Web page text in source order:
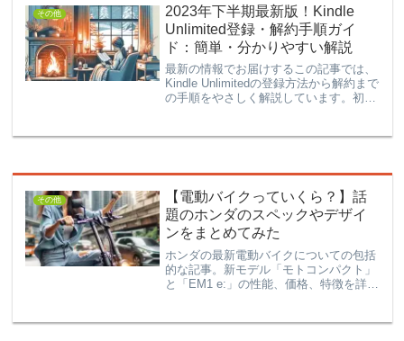
その他
2023年下半期最新版！Kindle
Unlimited登録・解約手順ガイ
ド：簡単・分かりやすい解説
最新の情報でお届けするこの記事では、
Kindle Unlimitedの登録方法から解約まで
の手順をやさしく解説しています。初め
Kindle Unlimitedの利用開始を手助けしま
その他
【電動バイクっていくら？】話
題のホンダのスペックやデザイ
ンをまとめてみた
ホンダの最新電動バイクについての包括
的な記事。新モデル「モトコンパクト」
と「EM1 e:」の性能、価格、特徴を詳細
の展開、最新のバッテリー技術や充電イ